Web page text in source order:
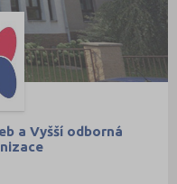
a Vyšší odborná